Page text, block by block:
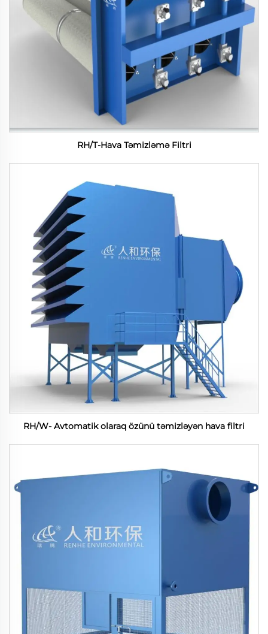
RH/T-Hava Təmizləmə Filtri
RH/W- Avtomatik olaraq özünü təmizləyən hava filtri